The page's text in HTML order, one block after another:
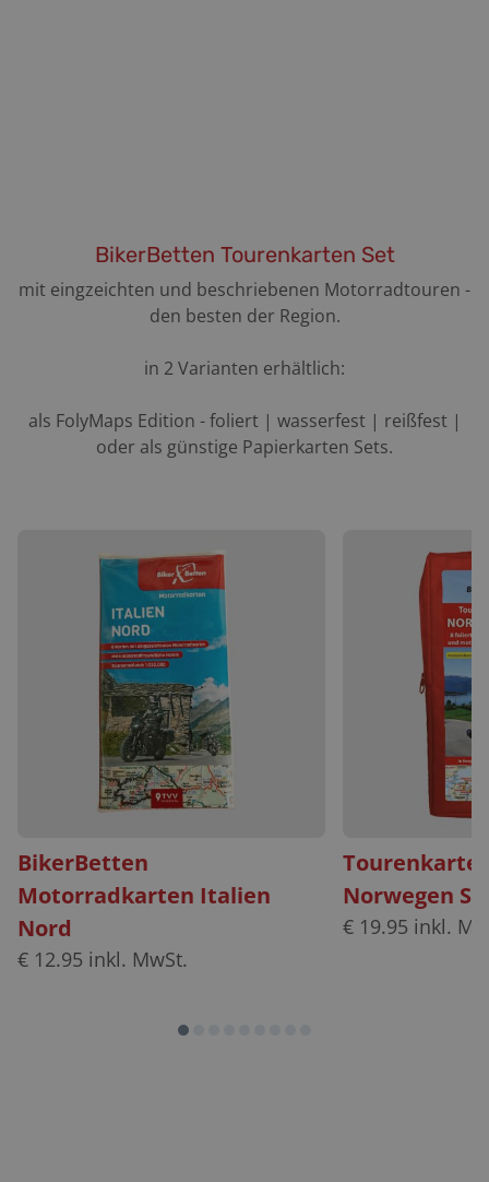
BikerBetten Tourenkarten Set
mit eingzeichten und beschriebenen Motorradtouren -
den besten der Region.
in 2 Varianten erhältlich:
als FolyMaps Edition - foliert | wasserfest | reißfest |
oder als günstige Papierkarten Sets.
BikerBetten
Motorradkarten Italien
Nord
€ 12.95 inkl. MwSt.
Norwegen
€ 19.95 inkl.